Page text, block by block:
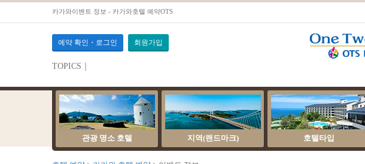
카가와이벤트 정보 - 카가와호텔 예약OTS
예약 확인・로그인 회원가입
TOPICS｜
관광 명소 호텔 지역(랜드마크) 호텔타입